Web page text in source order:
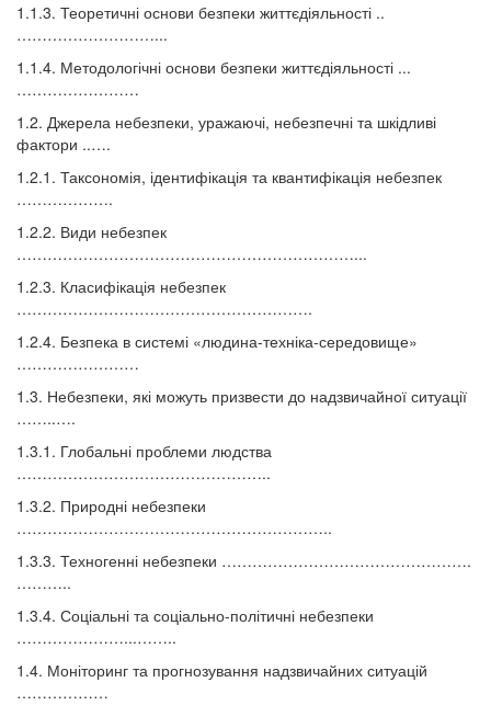
1.1.3. Теоретичні основи безпеки життєдіяльності ..
………………………...
1.1.4. Методологічні основи безпеки життєдіяльності ...
……………………
1.2. Джерела небезпеки, уражаючі, небезпечні та шкідливі
фактори ..….
1.2.1. Таксономія, ідентифікація та квантифікація небезпек
……………….
1.2.2. Види небезпек
…………………………………………………………...
1.2.3. Класифікація небезпек
………………………………………………….
1.2.4. Безпека в системі «людина-техніка-середовище»
……………………
1.3. Небезпеки, які можуть призвести до надзвичайної ситуації
……..….
1.3.1. Глобальні проблеми людства
…………………………………………..
1.3.2. Природні небезпеки
……………………………………………………..
1.3.3. Техногенні небезпеки ………………………………………….
………..
1.3.4. Соціальні та соціально-політичні небезпеки
…………………...……..
1.4. Моніторинг та прогнозування надзвичайних ситуацій
………………